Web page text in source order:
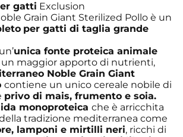
gatti Exclusion
Grain Giant Sterilized Pollo è un
per gatti di taglia grande
unica fonte proteica animale
un maggior apporto di nutrienti,
Noble Grain Giant
contiene un unico cereale nobile di
privo di mais, frumento e soia.
monoproteica che è arricchita
tradizione mediterranea come
lamponi e mirtilli neri, ricchi di